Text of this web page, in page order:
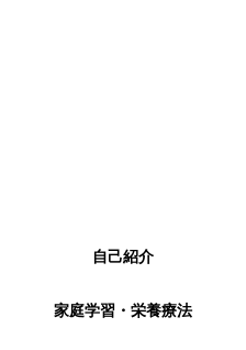
自己紹介
家庭学習・栄養療法